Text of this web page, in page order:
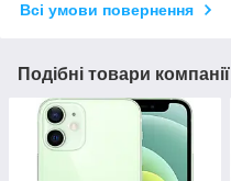
Всі умови повернення
Подібні товари компанії